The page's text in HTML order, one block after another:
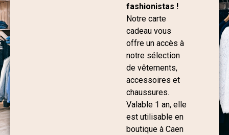
fashionistas !
Notre carte
cadeau vous
offre un accès à
notre sélection
de vêtements,
accessoires et
chaussures.
Valable 1 an, elle
est utilisable en
boutique à Caen